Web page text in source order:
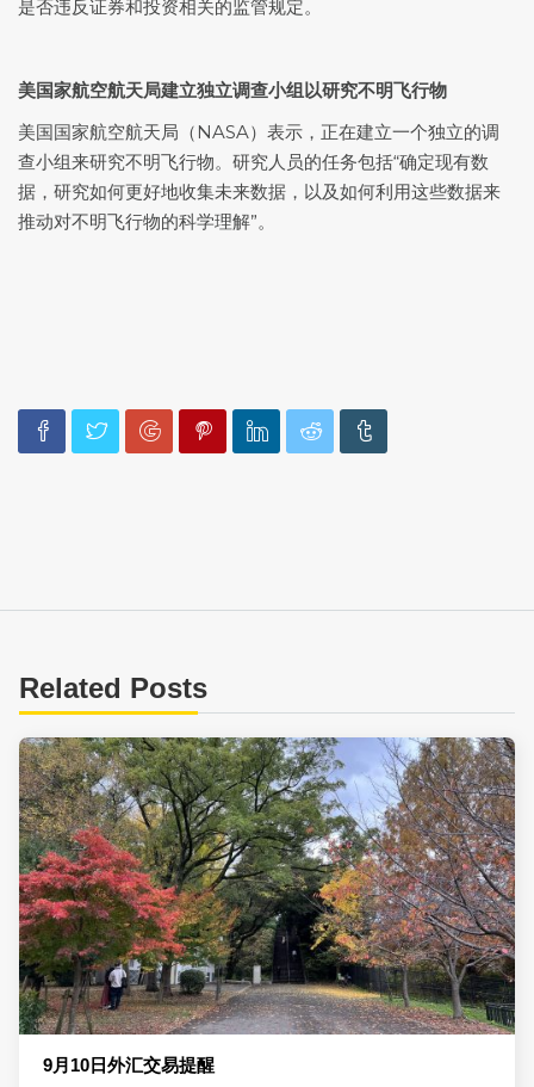
是否违反证券和投资相关的监管规定。
美国家航空航天局建立独立调查小组以研究不明飞行物
美国国家航空航天局（NASA）表示，正在建立一个独立的调
查小组来研究不明飞行物。研究人员的任务包括“确定现有数
据，研究如何更好地收集未来数据，以及如何利用这些数据来
推动对不明飞行物的科学理解”。
Related Posts
9月10日外汇交易提醒